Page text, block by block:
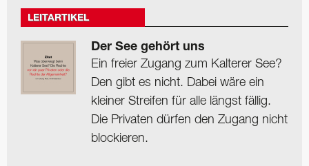
LEITARTIKEL
Der See gehört uns
Ein freier Zugang zum Kalterer See?
Den gibt es nicht. Dabei wäre ein
kleiner Streifen für alle längst fällig.
Die Privaten dürfen den Zugang nicht
blockieren.